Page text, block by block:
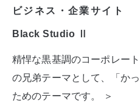
ビジネス・企業サイト
Black Studio Ⅱ
精悍な黒基調のコーポレー
の兄弟テーマとして、「か
ためのテーマです。 ＞